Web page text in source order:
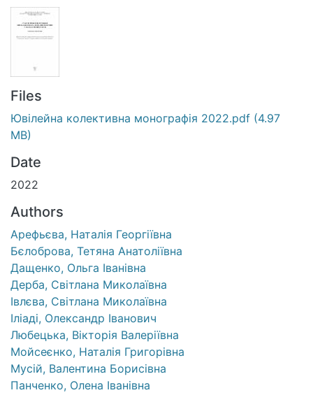
Files
Ювілейна колективна монографія 2022.pdf (4.97
MB)
Date
2022
Authors
Арефьєва, Наталія Георгіївна
Бєлоброва, Тетяна Анатоліївна
Дащенко, Ольга Іванівна
Дерба, Світлана Миколаївна
Івлєва, Світлана Миколаївна
Іліаді, Олександр Іванович
Любецька, Вікторія Валеріївна
Мойсеєнко, Наталія Григорівна
Мусій, Валентина Борисівна
Панченко, Олена Іванівна